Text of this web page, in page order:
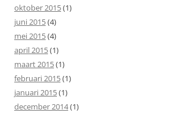
oktober 2015(1)
juni 2015(4)
mei 2015(4)
april 2015(1)
maart 2015(1)
februari 2015(1)
januari 2015(1)
december 2014(1)